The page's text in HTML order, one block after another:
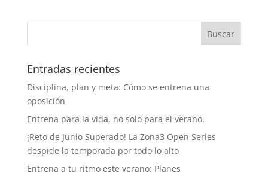
Entradas recientes
Disciplina, plan y meta: Cómo se entrena una
oposición
Entrena para la vida, no solo para el verano.
¡Reto de Junio Superado! La Zona3 Open Series
despide la temporada por todo lo alto
Entrena a tu ritmo este verano: Planes